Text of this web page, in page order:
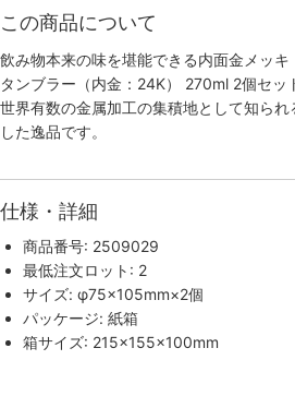
この商品について
飲み物本来の味を堪能できる内面金メッ
タンブラー（内金：24K） 270ml 2個セッ
世界有数の金属加工の集積地として知ら
した逸品です。
仕様・詳細
商品番号: 2509029
最低注文ロット: 2
サイズ: φ75×105mm×2個
パッケージ: 紙箱
箱サイズ: 215×155×100mm